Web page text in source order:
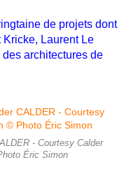
de projets dont
Laurent Le
architectures de
- Courtesy Calder
Éric Simon